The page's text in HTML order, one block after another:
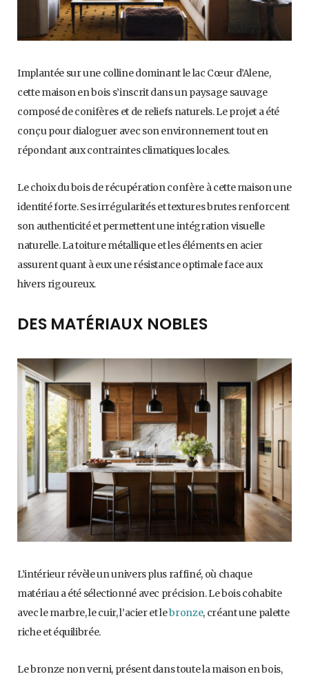
Implantée sur une colline dominant le lac Cœur d’Alene,
cette maison en bois s’inscrit dans un paysage sauvage
composé de conifères et de reliefs naturels. Le projet a été
conçu pour dialoguer avec son environnement tout en
répondant aux contraintes climatiques locales.
Le choix du bois de récupération confère à cette maison une
identité forte. Ses irrégularités et textures brutes renforcent
son authenticité et permettent une intégration visuelle
naturelle. La toiture métallique et les éléments en acier
assurent quant à eux une résistance optimale face aux
hivers rigoureux.
DES MATÉRIAUX NOBLES
L’intérieur révèle un univers plus raffiné, où chaque
matériau a été sélectionné avec précision. Le bois cohabite
avec le marbre, le cuir, l’acier et lebronze, créant une palette
riche et équilibrée.
Le bronze non verni, présent dans toute la maison en bois,